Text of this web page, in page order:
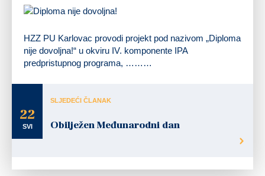
HZZ PU Karlovac provodi projekt pod nazivom „Diploma
nije dovoljna!“ u okviru IV. komponente IPA
predpristupnog programa, ………
22
SVI
SLJEDEĆI ČLANAK
Obilježen Međunarodni dan